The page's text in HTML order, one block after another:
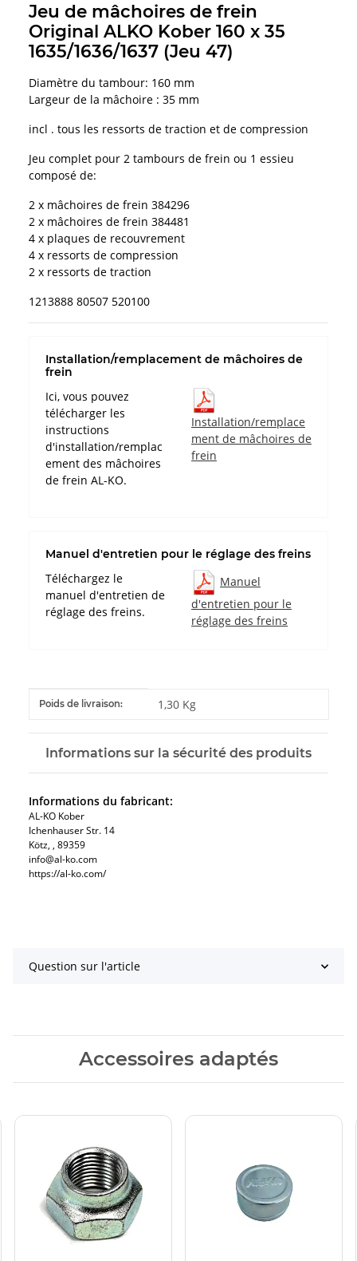
Jeu de mâchoires de frein
Original ALKO Kober 160 x 35
1635/1636/1637 (Jeu 47)
Diamètre du tambour: 160 mm
Largeur de la mâchoire : 35 mm
incl . tous les ressorts de traction et de compression
Jeu complet pour 2 tambours de frein ou 1 essieu
composé de:
2 x mâchoires de frein 384296
2 x mâchoires de frein 384481
4 x plaques de recouvrement
4 x ressorts de compression
2 x ressorts de traction
1213888 80507 520100
Installation/remplacement de mâchoires de
frein
Ici, vous pouvez
télécharger les
instructions
d'installation/remplac
ement des mâchoires
de frein AL-KO.
Installation/remplace
ment de mâchoires de
frein
Manuel d'entretien pour le réglage des freins
Téléchargez le
manuel d'entretien de
réglage des freins.
Manuel
d'entretien pour le
réglage des freins
#productDetails.itemInformation#
#productDetails.itemValue#
Poids de livraison: 1,30 Kg
Informations sur la sécurité des produits
Informations du fabricant:
AL-KO Kober
Ichenhauser Str. 14
Kötz, , 89359
info@al-ko.com
https://al-ko.com/
Question sur l'article
Accessoires adaptés